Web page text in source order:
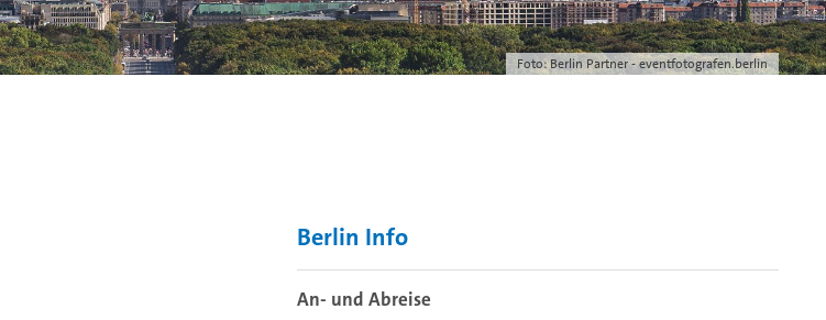
Foto: Berlin Partner - eventfotografen.berlin
Berlin Info
An- und Abreise